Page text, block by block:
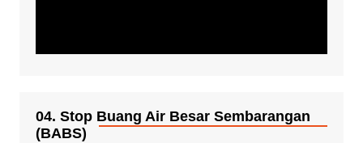
04. Stop Buang Air Besar Sembarangan
(BABS)